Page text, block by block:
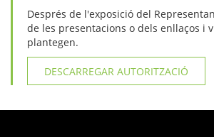
Després de l'exposició del
de les presentacions o dels enllaços i
plantegen.
DESCARREGAR AUTORITZACIÓ